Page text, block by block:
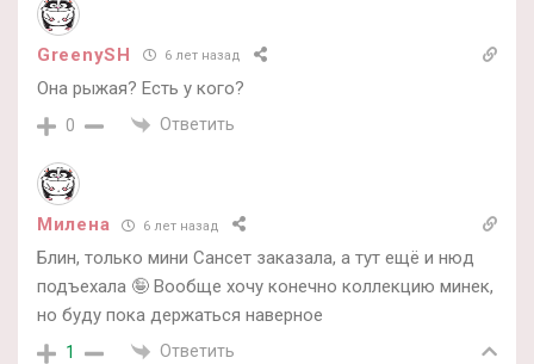
GreenySH 6 лет назад
Она рыжая? Есть у кого?
0 Ответить
Милена 6 лет назад
Блин, только мини Сансет заказала, а тут ещё и нюд
подъехала 🤪 Вообще хочу конечно коллекцию минек,
но буду пока держаться наверное
1 Ответить